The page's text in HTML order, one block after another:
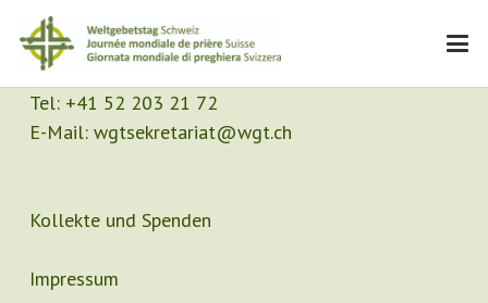
Kontakt
Sekretariat
Tel: +41 52 203 21 72
E-Mail: wgtsekretariat@wgt.ch
Kollekte und Spenden
Impressum